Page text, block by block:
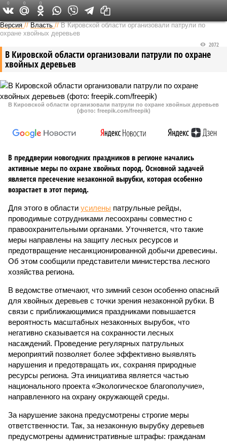
Версия в Кирове
Версия //Власть //В Кировской области организовали патрули по
охране хвойных деревьев
В Кировской области организовали патрули по охране
хвойных деревьев
2072
В Кировской области организовали патрули по охране хвойных деревьев
(фото: freepik.com/freepik)
В преддверии новогодних праздников в регионе начались
активные меры по охране хвойных пород. Основной задачей
является пресечение незаконной вырубки, которая особенно
возрастает в этот период.
Для этого в области усилены патрульные рейды,
проводимые сотрудниками лесоохраны совместно с
правоохранительными органами. Уточняется, что такие
меры направлены на защиту лесных ресурсов и
предотвращение несанкционированной добычи древесины.
Об этом сообщили представители министерства лесного
хозяйства региона.
В ведомстве отмечают, что зимний сезон особенно опасный
для хвойных деревьев с точки зрения незаконной рубки. В
связи с приближающимися праздниками повышается
вероятность масштабных незаконных вырубок, что
негативно сказывается на сохранности лесных
насаждений. Проведение регулярных патрульных
мероприятий позволяет более эффективно выявлять
нарушения и предотвращать их, сохраняя природные
ресурсы региона. Эта инициатива является частью
национального проекта «Экологическое благополучие»,
направленного на охрану окружающей среды.
За нарушение закона предусмотрены строгие меры
ответственности. Так, за незаконную вырубку деревьев
предусмотрены административные штрафы: гражданам
0 0 0